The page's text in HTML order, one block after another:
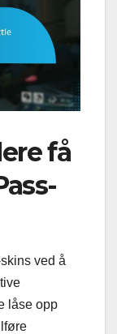
få
ved å
låse opp